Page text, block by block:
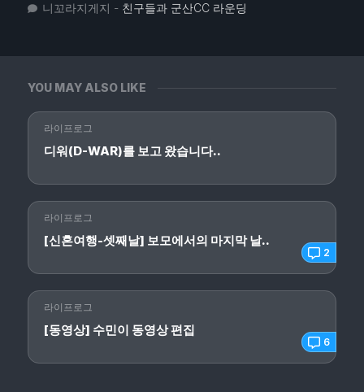
YOU MAY ALSO LIKE
라이프로그
디워(D-WAR)를 보고 왔습니다..
2
라이프로그
[신혼여행-셋째날] 보모에서의 마지막 날..
6
라이프로그
[동영상] 수민이 동영상 편집
니꼬라지게지 - 친구들과 군산CC 라운딩